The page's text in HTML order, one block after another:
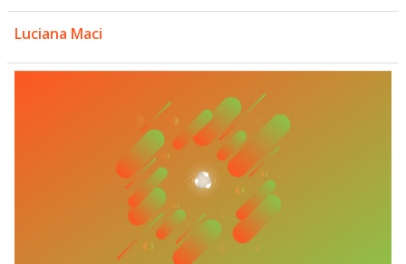
Luciana Maci